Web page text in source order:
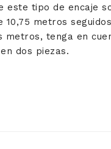
este tipo de encaje
10,75 metros
metros, tenga en
en dos piezas.